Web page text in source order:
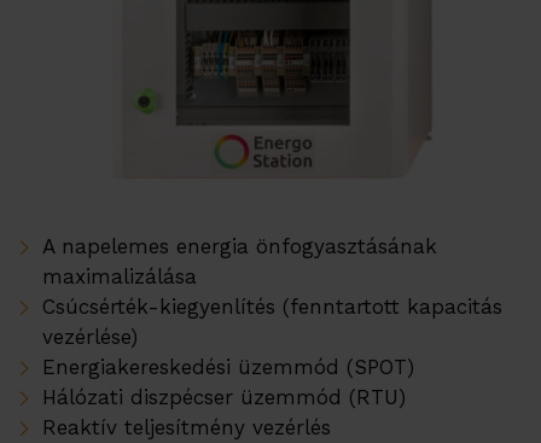
A napelemes energia önfogyasztásának
maximalizálása
Csúcsérték-kiegyenlítés (fenntartott kapacitás
vezérlése)
Energiakereskedési üzemmód (SPOT)
Hálózati diszpécser üzemmód (RTU)
Reaktív teljesítmény vezérlés